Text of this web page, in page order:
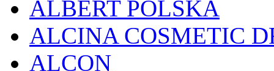
ALBERT POLSKA
ALCINA COSMETIC
ALCON